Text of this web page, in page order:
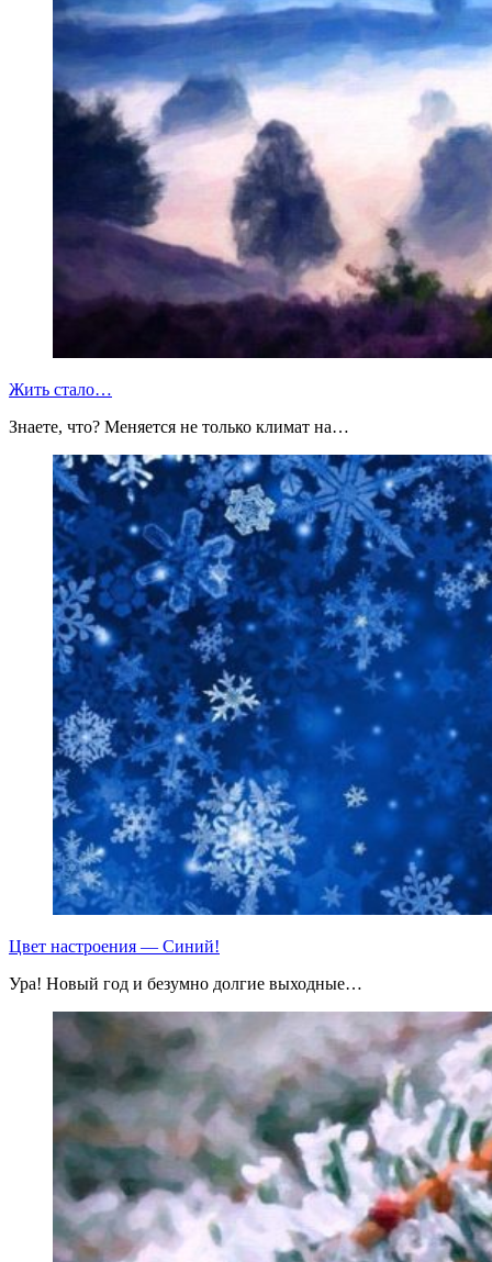
Жить стало…
Знаете, что? Меняется не только климат на…
Цвет настроения — Синий!
Ура! Новый год и безумно долгие выходные…